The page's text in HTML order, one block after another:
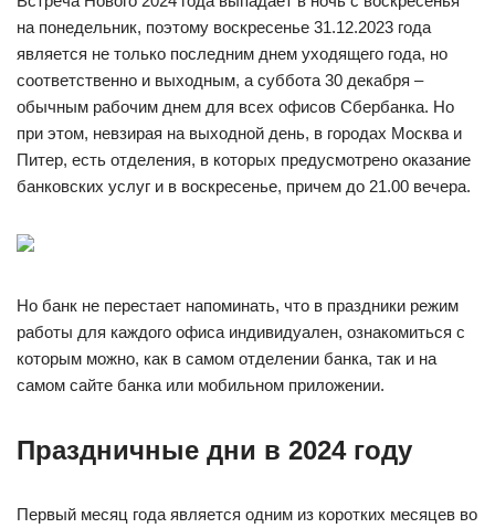
на понедельник, поэтому воскресенье 31.12.2023 года
является не только последним днем уходящего года, но
соответственно и выходным, а суббота 30 декабря –
обычным рабочим днем для всех офисов Сбербанка. Но
при этом, невзирая на выходной день, в городах Москва и
Питер, есть отделения, в которых предусмотрено оказание
банковских услуг и в воскресенье, причем до 21.00 вечера.
Но банк не перестает напоминать, что в праздники режим
работы для каждого офиса индивидуален, ознакомиться с
которым можно, как в самом отделении банка, так и на
самом сайте банка или мобильном приложении.
Праздничные дни в 2024 году
Первый месяц года является одним из коротких месяцев во